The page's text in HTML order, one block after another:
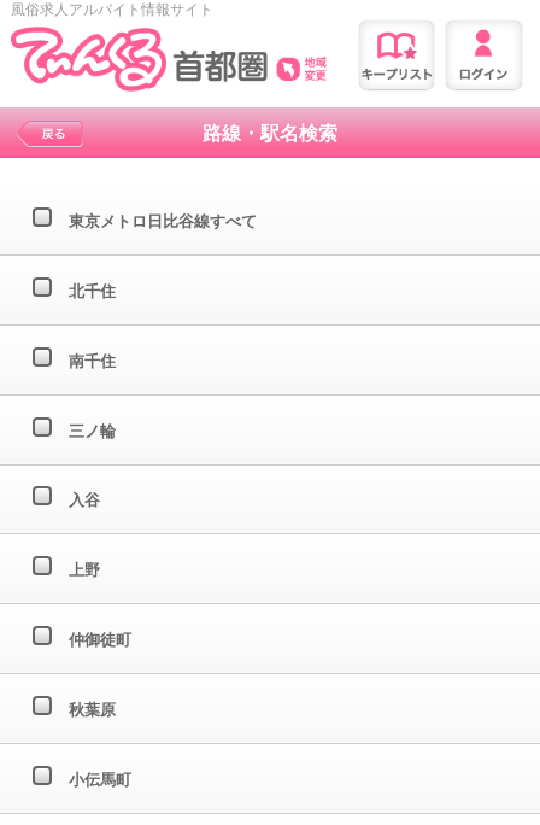
風俗求人アルバイト情報サイト
路線・駅名検索
東京メトロ日比谷線すべて
北千住
南千住
三ノ輪
入谷
上野
仲御徒町
秋葉原
小伝馬町